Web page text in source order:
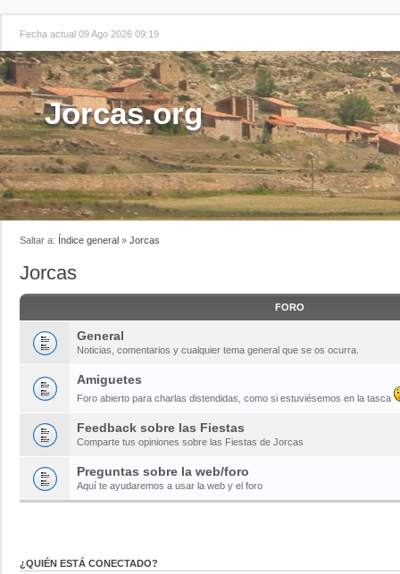
Fecha actual 09 Ago 2026 09:19
Jorcas.org
Saltar a: Índice general » Jorcas
Jorcas
FORO
General
Noticias, comentarios y cualquier tema general que se os ocurra.
Amiguetes
Foro abierto para charlas distendidas, como si estuviésemos en la tasca
Feedback sobre las Fiestas
Comparte tus opiniones sobre las Fiestas de Jorcas
Preguntas sobre la web/foro
Aquí te ayudaremos a usar la web y el foro
¿QUIÉN ESTÁ CONECTADO?